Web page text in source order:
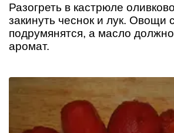
Разогреть в кастрюле
закинуть чеснок и лук. Овощи
подрумянятся, а масло
аромат.